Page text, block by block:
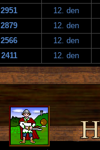
2951
12. den
2879
12. den
2566
12. den
2411 12. den